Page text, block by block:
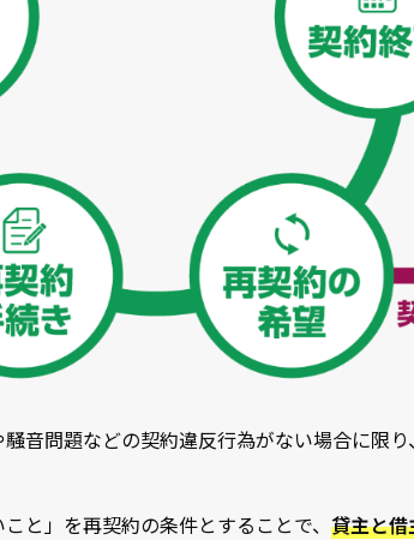
音問題などの契約違反行為がない場合に限
と」を再契約の条件とすることで、 貸主と